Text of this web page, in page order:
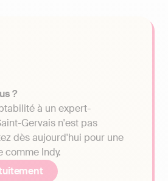
?
à un expert-
Gervais n'est pas
dès aujourd'hui pour une
comme Indy.